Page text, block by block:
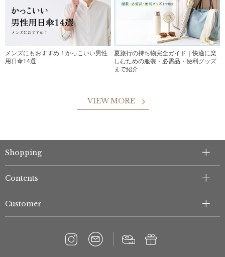
メンズにもおすすめ！かっこいい男性
用日傘14選
夏旅行の持ち物完全ガイド｜快適に楽
しむための服装・必需品・便利グッズ
まで紹介
VIEW MORE
Shopping
Contents
Customer